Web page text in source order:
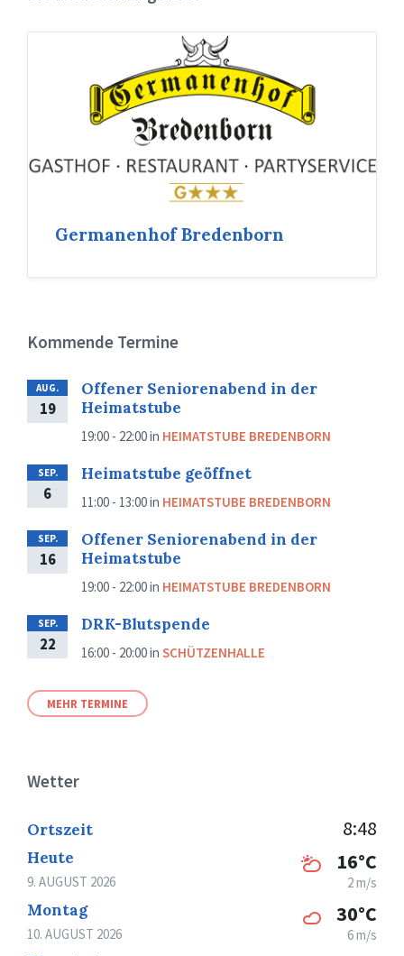
Germanenhof Bredenborn
Kommende Termine
AUG.
19
Offener Seniorenabend in der
Heimatstube
19:00 - 22:00in HEIMATSTUBE BREDENBORN
SEP.
6
Heimatstube geöffnet
11:00 - 13:00in HEIMATSTUBE BREDENBORN
SEP.
16
Offener Seniorenabend in der
Heimatstube
19:00 - 22:00in HEIMATSTUBE BREDENBORN
SEP.
22
DRK-Blutspende
16:00 - 20:00in SCHÜTZENHALLE
MEHR TERMINE
Wetter
Ortszeit 8:48
Heute
9. AUGUST 2026
16°C
2 m/s
Montag
10. AUGUST 2026
30°C
6 m/s